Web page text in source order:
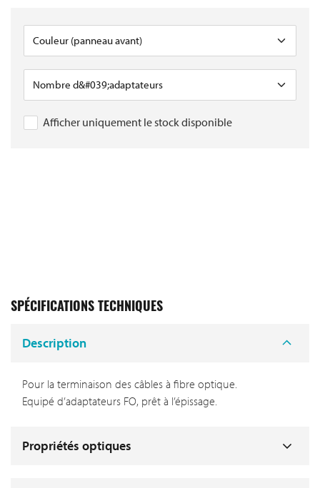
Afficher uniquement le stock disponible
SPÉCIFICATIONS TECHNIQUES
Description
Pour la terminaison des câbles à fibre optique.
Equipé d’adaptateurs FO, prêt à l’épissage.
Propriétés optiques